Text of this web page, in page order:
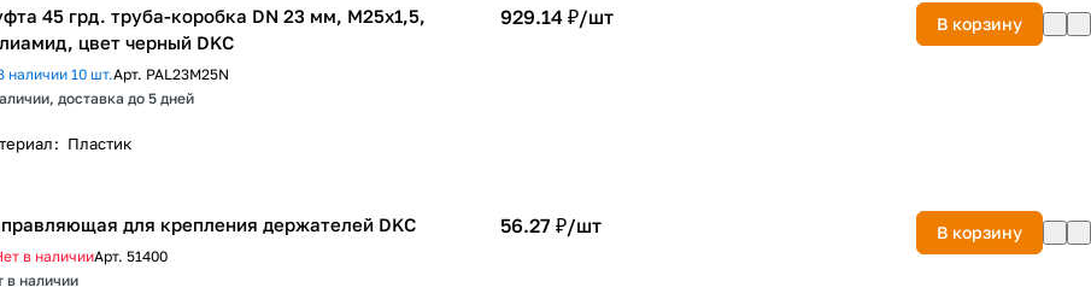
45 грд. труба-коробка DN 23 мм, М25х1,5,
цвет черный DKC
наличии 10 шт.Арт. PAL23M25N
доставка до 5 дней
929.14 ₽/шт В корзину
: Пластик
для крепления держателей DKC
в наличииАрт. 51400
в наличии
56.27 ₽/шт В корзину